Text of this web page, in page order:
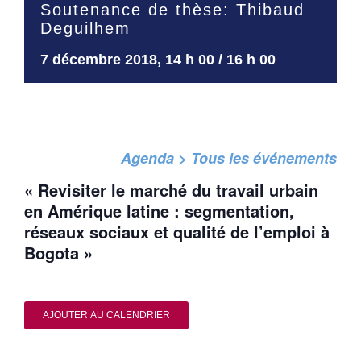
Soutenance de thèse: Thibaud
Deguilhem
7 décembre 2018, 14 h 00 / 16 h 00
Agenda > Tous les événements
« Revisiter le marché du travail urbain
en Amérique latine : segmentation,
réseaux sociaux et qualité de l’emploi à
Bogota »
AJOUTER AU CALENDRIER